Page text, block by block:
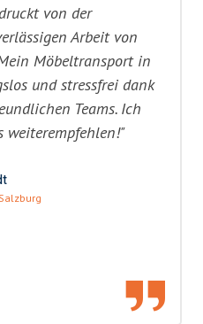
von der
Arbeit von
Möbeltransport in
und stressfrei dank
Teams. Ich
weiterempfehlen!"